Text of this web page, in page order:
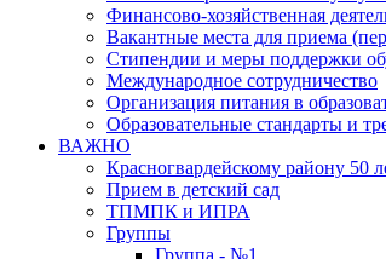
Финансово-хозяйственная
Вакантные места для приема
Стипендии и меры поддержки
Международное сотрудничество
Организация питания в
Образовательные стандарты и
ВАЖНО
Красногвардейскому району 50
Прием в детский сад
ТПМПК и ИПРА
Группы
Группа - №1